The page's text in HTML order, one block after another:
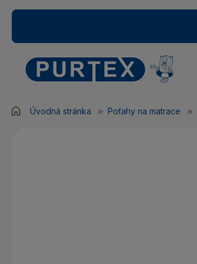
Úvodná stránka Poťahy na matrace